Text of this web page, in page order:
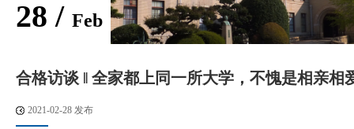
28 / Feb
合格访谈 ‖ 全家都上同一所大学，不愧是相亲相
2021-02-28 发布